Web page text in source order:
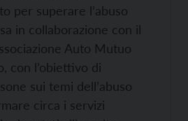
per superare l’abuso
in collaborazione con il
Auto Mutuo
con l’obiettivo di
sui temi dell’abuso
circa i servizi